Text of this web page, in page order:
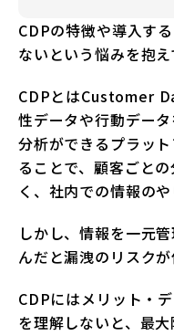
CDPの特徴や導入す
ないという悩みを抱え
CDPとはCustomer
性データや行動デー
分析ができるプラッ
ることで、顧客ごと
く、社内での情報の
しかし、情報を一元
んだと漏洩のリスクが
CDPにはメリット・
を理解しないと、最大